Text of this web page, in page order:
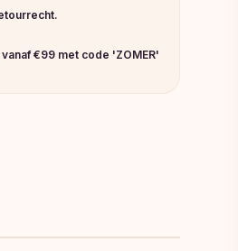
€99 met code 'ZOMER'